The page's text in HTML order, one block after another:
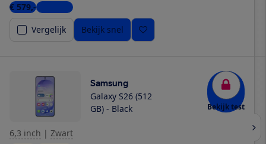
€ 579,-3 winkels
Vergelijk
Bekijk snel
Samsung
Galaxy S26 (512
GB) - Black
Bekijk test
6,3 inch | Zwart